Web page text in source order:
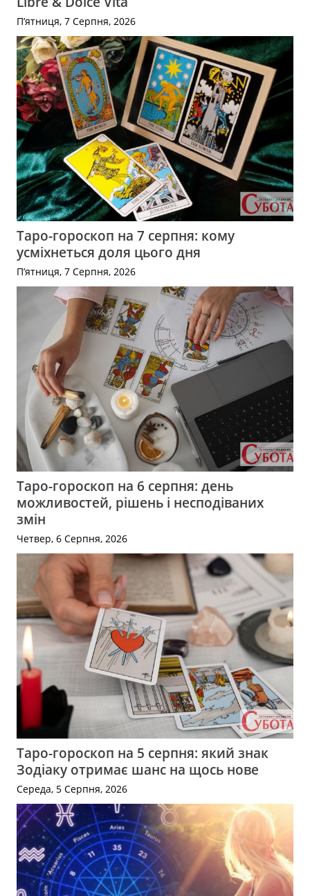
П’ятниця, 7 Серпня, 2026
Таро-гороскоп на 7 серпня: кому
усміхнеться доля цього дня
П’ятниця, 7 Серпня, 2026
Таро-гороскоп на 6 серпня: день
можливостей, рішень і несподіваних
змін
Четвер, 6 Серпня, 2026
Таро-гороскоп на 5 серпня: який знак
Зодіаку отримає шанс на щось нове
Середа, 5 Серпня, 2026